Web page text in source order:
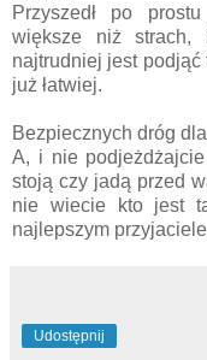
Przyszedł po
większe niż strach,
najtrudniej jest
już łatwiej.
Bezpiecznych dróg
A, i nie
stoją czy jadą przed
nie wiecie kto jest
najlepszym
Udostępnij